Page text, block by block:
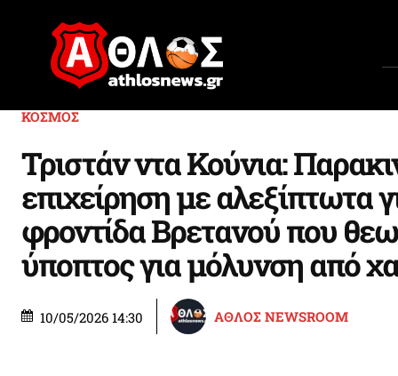
ΚΟΣΜΟΣ
Τριστάν ντα Κούνια:
επιχείρηση με αλεξίπτωτα
φροντίδα Βρετανού που
ύποπτος για μόλυνση από
10/05/2026 14:30 ΑΘΛΟΣ NEWSROOM